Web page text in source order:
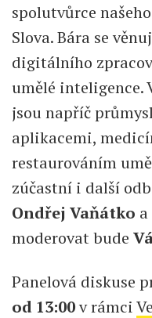
spolutvůrce
Slova. Bára se
digitálního
umělé inteligence.
jsou napříč
aplikacemi,
restaurováním
zúčastní i další
Ondřej Vaňátko a
moderovat bude
Panelová diskuse
od 13:00v rámci